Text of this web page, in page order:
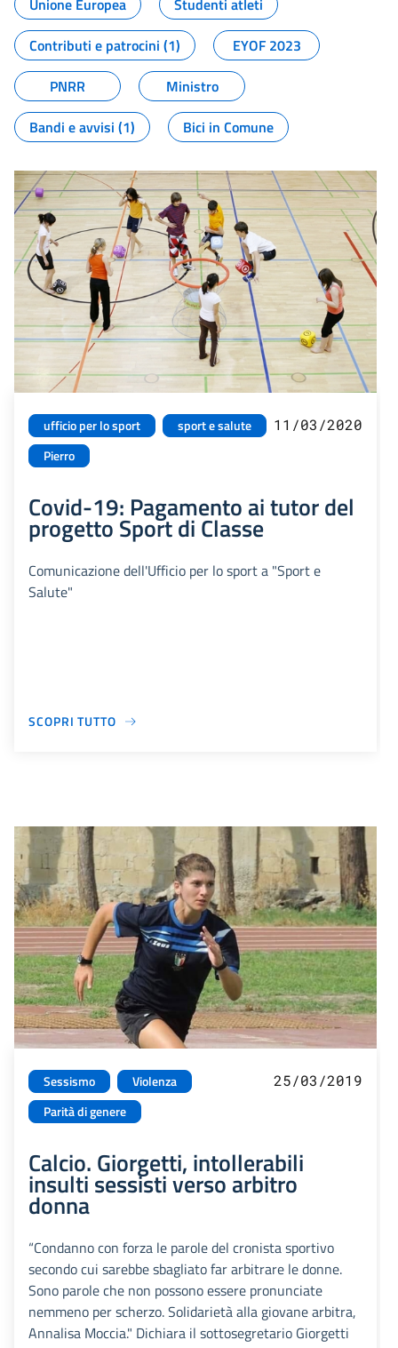
Unione Europea
Studenti atleti
Contributi e patrocini (1)
EYOF 2023
PNRR
Ministro
Bandi e avvisi (1)
Bici in Comune
ufficio per lo sport
sport e salute
Pierro
11/03/2020
Covid-19: Pagamento ai tutor del
progetto Sport di Classe
Comunicazione dell'Ufficio per lo sport a "Sport e
Salute"
SCOPRI TUTTO
Sessismo
Violenza
Parità di genere
25/03/2019
Calcio. Giorgetti, intollerabili
insulti sessisti verso arbitro
donna
“Condanno con forza le parole del cronista sportivo
secondo cui sarebbe sbagliato far arbitrare le donne.
Sono parole che non possono essere pronunciate
nemmeno per scherzo. Solidarietà alla giovane arbitra,
Annalisa Moccia." Dichiara il sottosegretario Giorgetti